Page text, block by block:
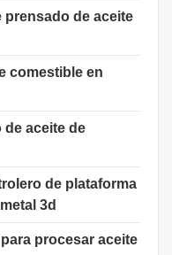
prensado de aceite
comestible en
de aceite de
de plataforma
3d
procesar aceite